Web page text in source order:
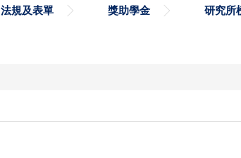
法規及表單 獎助學金 研究所